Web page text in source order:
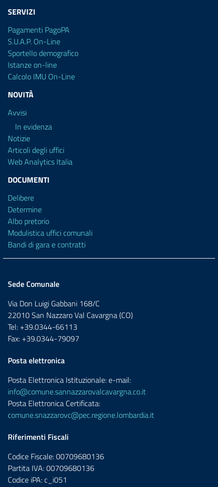
SERVIZI
Pagamenti PagoPA
S.U.A.P. On-Line
Sportello demografico
Istanze on-line
Calcolo IMU On-Line
NOVITÀ
Avvisi
In evidenza
Notizie
Articoli degli uffici
Web Analytics Italia
DOCUMENTI
Delibere
Determine
Albo pretorio
Modulistica uffici comunali
Bandi di gara e contratti
Sede Comunale
Via Don Luigi Gabbani 168/C
22010 San Nazzaro Val Cavargna (CO)
Tel: +39.0344-66113
Fax: +39.0344-79097
Posta elettronica
Posta Elettronica Istituzionale: e-mail:
info@comune.sannazzarovalcavargna.co.it
Posta Elettronica Certificata:
comune.snazzarovc@pec.regione.lombardia.it
Riferimenti Fiscali
Codice Fiscale: 00709680136
Partita IVA: 00709680136
Codice iPA: c_i051